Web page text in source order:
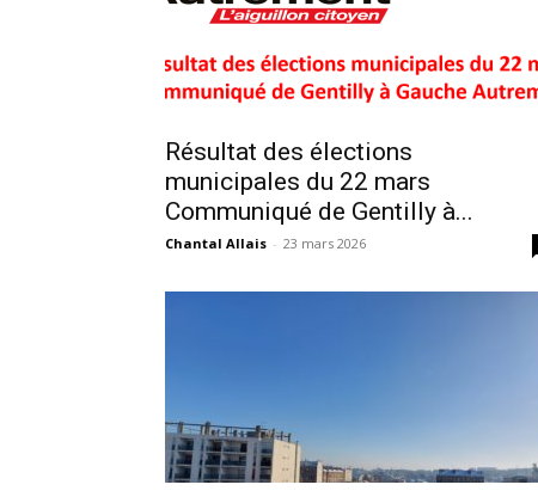
Résultat des élections
municipales du 22 mars
Communiqué de Gentilly à...
Chantal Allais - 23 mars 2026